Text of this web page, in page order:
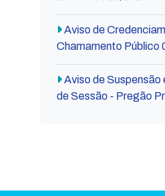
Aviso de
Chamamento Público
Aviso de Suspensão
de Sessão - Pregão